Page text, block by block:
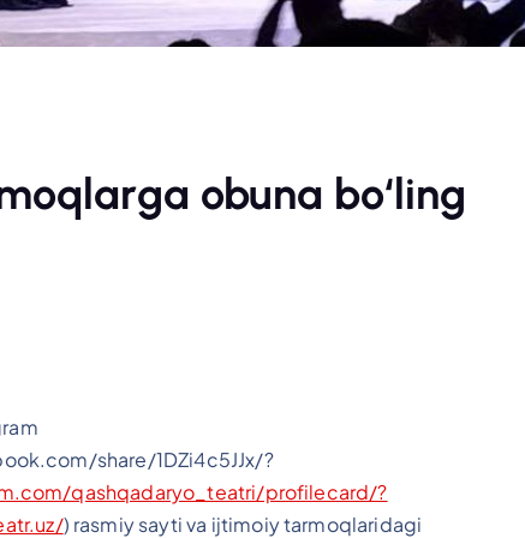
obuna bo‘ling
share/1DZi4c5JJx/?
qashqadaryo_teatri/profilecard/?
) rasmiy sayti va ijtimoiy tarmoqlaridagi